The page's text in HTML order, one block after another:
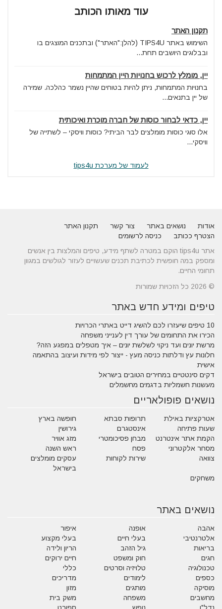
עוד מאותו הכותב
תקנון האתר
השימוש באתר TIPS4U (להלן:"האתר") ובתכנים המוצגים בו
ובבלוגים היושבים תחת...
יין, מומלץ לרכוש בחנויות היין המתמחות
בחנויות המתמחות, ניתן להיות בטוחים שהיין נשמר כהלכה. שמירה
של יין בתנאים...
יין, כדאי לבחור כוסות של חברה מוכרת ואיכותית
אלו סוגי כוסות מומלצים לבר הביתי? כוסות וויסקי – לשתייה של
וויסקי...
לעמוד של מערכת tips4u
אודות נושאים באתר צור קשר
תקנון האתר
הצטרף ככותב
כניסה לרשומים
אתר tips4u הוקם במטרה לשתף מידע, טיפים והמלצות בין אנשים
ומספק במה חופשית לכתיבת תכנים שעשויים לעזור לגולשים במגוון
תחומי החיים.
© 2026 כל הזכויות שמורות
טיפים ומידע חדש באתר
10 טיפים שיעזרו לכם להשיג דייט באתרי הכרויות
הכירו את התחומים של עורך דין לענייני משפחה
מרשת יונים ועד ניקוי לשלשת יונים – איך מטפלים במפגע הזה?
חלונות עץ ודלתות כניסה מעץ - ייצור לפי מידות ועיצוב בהתאמה
אישית
דקים סינטטיים במחירים הטובים בישראל
מעשנות חשמליות בדגמים מחשמלים
נושאים פופולאריים
אטרקציות באילת תרופות סבתא
חופשה בארץ
שעות פתיחה
אינסטגרם
גירושין
הקמת אתר אינטרנט
מבחן פסיכומטרי
מזג אוויר
מסחר אלקטרוני
פסח
ראש השנה
צוואה
שירות לקוחות
עסקים מומלצים
בישראל
משחקים
נושאים באתר
אהבה אופנה
איפור
אלטרנטיבי
בעלי חיים
בעלי מקצוע
בריאות
גיל הזהב
הריון ולידה
חגים
חוק ומשפט
חיים ירוקים
טכנולוגיה
טלויזיה וסרטים
כללי
כספים
לימודים
מדריכים
מוסיקה
מותגים
מזון
מחשבים
משפחה
משק בית